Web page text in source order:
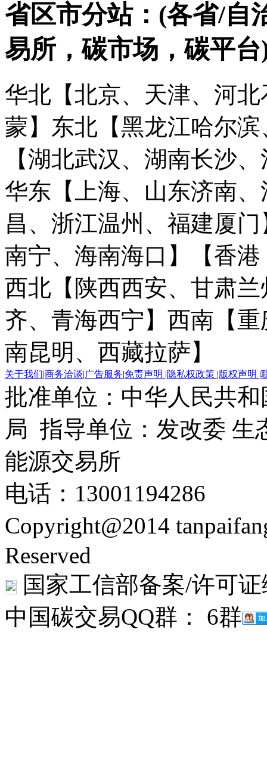
省区市分站：(各省/自
易所，碳市场，碳平台
华北【北京、天津、河
蒙】 东北【黑龙江哈尔
【湖北武汉、湖南长沙
华东【上海、山东济南
昌、浙江温州、福建厦门
南宁、海南海口】
【香
西北【陕西西安、甘肃
齐、青海西宁】 西南【
南昆明、西藏拉萨】
关于我们|商务洽谈|广告服务|免责声明 |隐私权政策 |版权声明 |
批准单位：中华人民共
局 指导单位：发改委 生
能源交易所
电话：13001194286
Copyright@2014
Reserved
国家工信部备案/许可
中国碳交易QQ群： 6群